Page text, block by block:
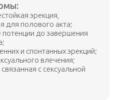
эрекция,
для полового акта;
потенции до завершения
и спонтанных эрекций;
влечения;
с сексуальной